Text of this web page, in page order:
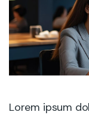
Lorem ipsum